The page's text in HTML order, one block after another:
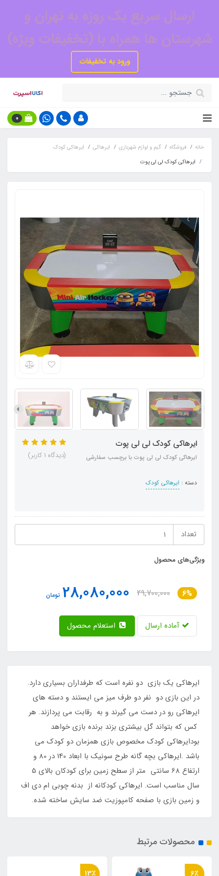
ارسال سریع یک روزه به تهران و
شهرستان ها همراه با (تخفیفات ویژه)
ورود به تخفیفات
0
خانه فروشگاه گیم و لوازم شهربازی ایرهاکی
ایرهاکی کودک
ایرهاکی کودک لی لی پوت
ایرهاکی کودک لی لی پوت
ایرهاکی کودک لی لی پوت با برچسب سفارشی
دسته : ایرهاکی کودک
(دیدگاه 1 کاربر)
تعداد
ویژگی‌های محصول
6%
29,700,000
28,080,000 تومان
آماده ارسال
ایرهاکی یک بازی دو نفره است که طرفداران بسیاری دارد.
در این بازی دو نفر دو طرف میز می ایستند و دسته های
ایرهاکی رو در دست می گیرند و به رقابت می پردازند. هر
کس که بتواند گل بیشتری بزند برنده بازی خواهد
بودایرهاکی کودک مخصوص بازی همزمان دو کودک می
باشد .ایرهاکی بچه گانه طرح سونیک با ابعاد 140 در 80 و
ارتفاع 68 سانتی متر از سطح زمین برای کودکان بالای 5
سال مناسب است. ایرهاکی کودکانه از بدنه چوبی ام دی اف
و زمین بازی با صفحه کامپوزیت ضد سایش ساخته شده.
محصولات مرتبط